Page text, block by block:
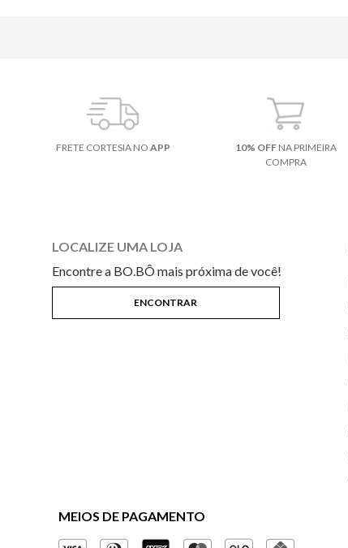
FRETE CORTESIA NO APP 10% OFFNA PRIMEIRA
COMPRA
LOCALIZE UMA LOJA
Encontre a BO.BÔ mais próxima de você!
MEIOS DE PAGAMENTO